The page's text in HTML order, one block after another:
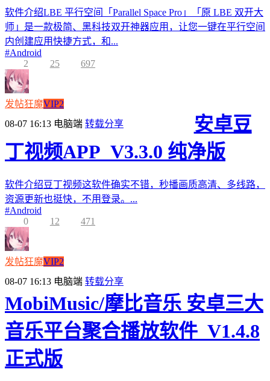
软件介绍LBE 平行空间「Parallel Space Pro」「原 LBE 双开大
师」是一款极简、黑科技双开神器应用，让您一键在平行空间
内创建应用快捷方式，和...
#Android
2
25 697
发帖狂魔VIP2
08-07 16:13 电脑端 转载分享
安卓豆
丁视频APP_V3.3.0 纯净版
软件介绍豆丁视频这软件确实不错，秒播画质高清、多线路，
资源更新也挺快，不用登录。...
#Android
0
12 471
发帖狂魔VIP2
08-07 16:13 电脑端 转载分享
MobiMusic/摩比音乐 安卓三大
音乐平台聚合播放软件_V1.4.8
正式版